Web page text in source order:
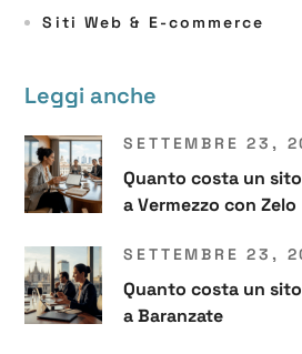
Siti Web & E-commerce
Leggi anche
SETTEMBRE 23,
Quanto costa un
a Vermezzo con Zelo
SETTEMBRE 23,
Quanto costa un
a Baranzate